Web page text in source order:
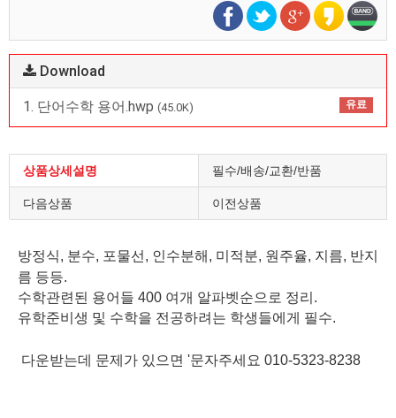
Download
1. 단어수학 용어.hwp (45.0K) 유료
상품상세설명 필수/배송/교환/반품
다음상품 이전상품
방정식, 분수, 포물선, 인수분해, 미적분, 원주율, 지름, 반지
름 등등.
수학관련된 용어들 400 여개 알파벳순으로 정리.
유학준비생 및 수학을 전공하려는 학생들에게 필수.
다운받는데 문제가 있으면 '문자주세요 010-5323-8238